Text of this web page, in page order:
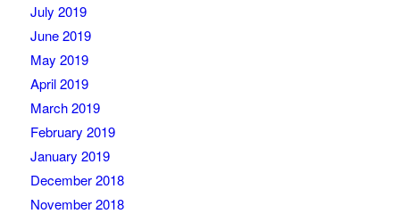
July 2019
June 2019
May 2019
April 2019
March 2019
February 2019
January 2019
December 2018
November 2018